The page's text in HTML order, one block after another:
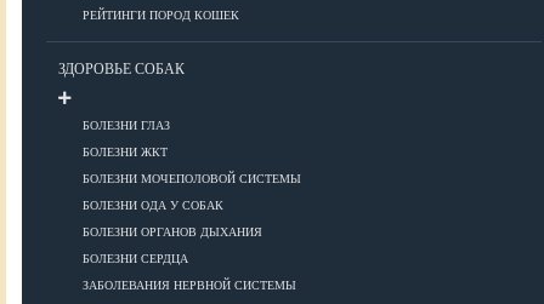
РЕЙТИНГИ ПОРОД КОШЕК
ЗДОРОВЬЕ СОБАК
БОЛЕЗНИ ГЛАЗ
БОЛЕЗНИ ЖКТ
БОЛЕЗНИ МОЧЕПОЛОВОЙ СИСТЕМЫ
БОЛЕЗНИ ОДА У СОБАК
БОЛЕЗНИ ОРГАНОВ ДЫХАНИЯ
БОЛЕЗНИ СЕРДЦА
ЗАБОЛЕВАНИЯ НЕРВНОЙ СИСТЕМЫ
Кормление котят
Кормление кошек
Диетическое и лечебное кормление
ПОРОДЫ